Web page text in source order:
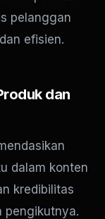
pelanggan
efisien.
dan
dalam konten
kredibilitas
pengikutnya.